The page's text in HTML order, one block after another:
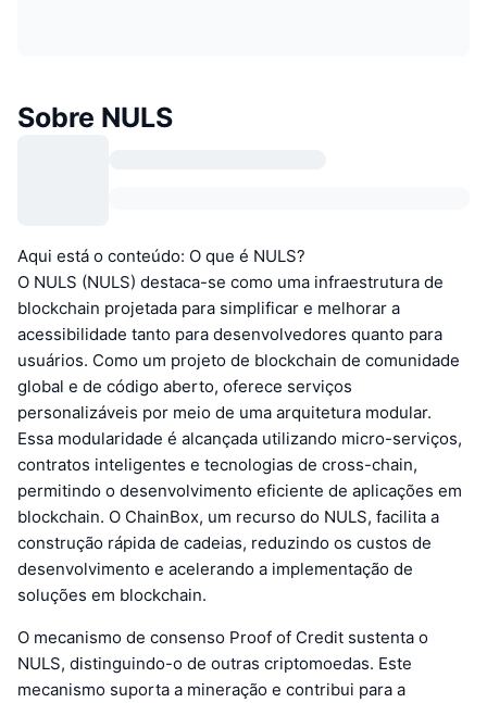
Sobre NULS
Aqui está o conteúdo: O que é NULS?
O NULS (NULS) destaca-se como uma infraestrutura de
blockchain projetada para simplificar e melhorar a
acessibilidade tanto para desenvolvedores quanto para
usuários. Como um projeto de blockchain de comunidade
global e de código aberto, oferece serviços
personalizáveis por meio de uma arquitetura modular.
Essa modularidade é alcançada utilizando micro-serviços,
contratos inteligentes e tecnologias de cross-chain,
permitindo o desenvolvimento eficiente de aplicações em
blockchain. O ChainBox, um recurso do NULS, facilita a
construção rápida de cadeias, reduzindo os custos de
desenvolvimento e acelerando a implementação de
soluções em blockchain.
O mecanismo de consenso Proof of Credit sustenta o
NULS, distinguindo-o de outras criptomoedas. Este
mecanismo suporta a mineração e contribui para a